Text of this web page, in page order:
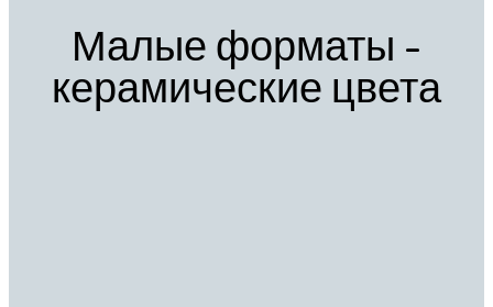
Малые форматы -
керамические цвета